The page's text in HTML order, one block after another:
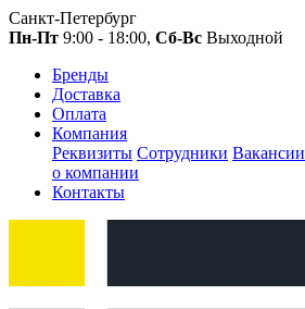
Санкт-Петербург
Пн-Пт 9:00 - 18:00, Сб-Вс Выходной
Бренды
Доставка
Оплата
Компания
Реквизиты Сотрудники Вакансии
о компании
Контакты